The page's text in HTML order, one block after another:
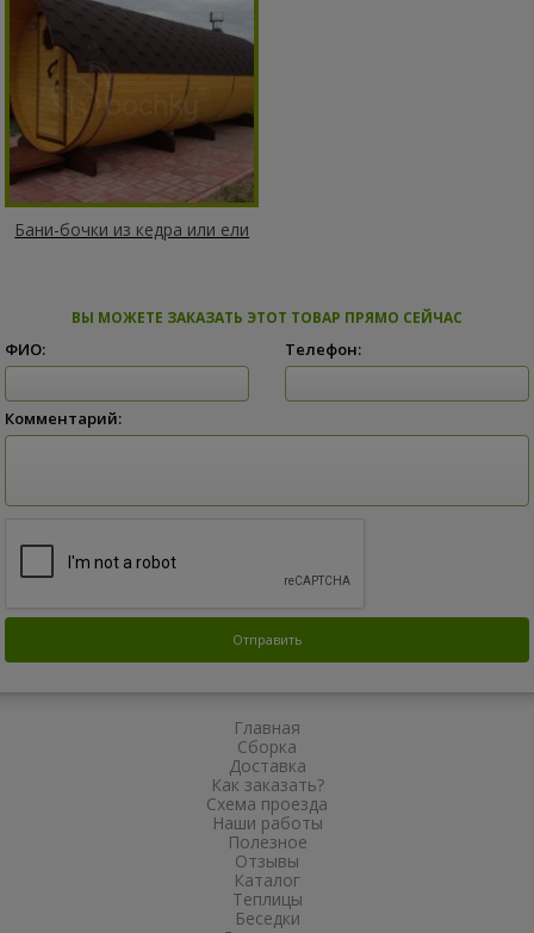
Бани-бочки из кедра или ели
ВЫ МОЖЕТЕ ЗАКАЗАТЬ ЭТОТ ТОВАР ПРЯМО СЕЙЧАС
ФИО: Телефон:
Комментарий:
Главная
Сборка
Доставка
Как заказать?
Схема проезда
Наши работы
Полезное
Отзывы
Каталог
Теплицы
Беседки